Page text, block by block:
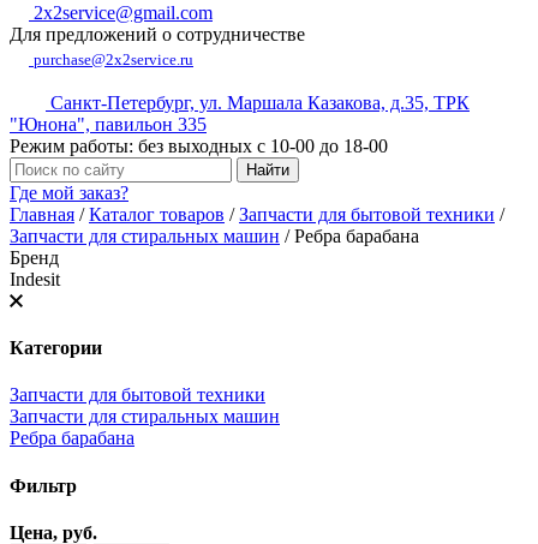
2x2service@gmail.com
Для предложений о сотрудничестве
purchase@2x2service.ru
Санкт-Петербург, ул. Маршала Казакова, д.35, ТРК
"Юнона", павильон 335
Режим работы: без выходных с 10-00 до 18-00
Где мой заказ?
Главная /Каталог товаров /Запчасти для бытовой техники /
Запчасти для стиральных машин /Ребра барабана
Бренд
Indesit
Категории
Запчасти для бытовой техники
Запчасти для стиральных машин
Ребра барабана
Фильтр
Цена, руб.